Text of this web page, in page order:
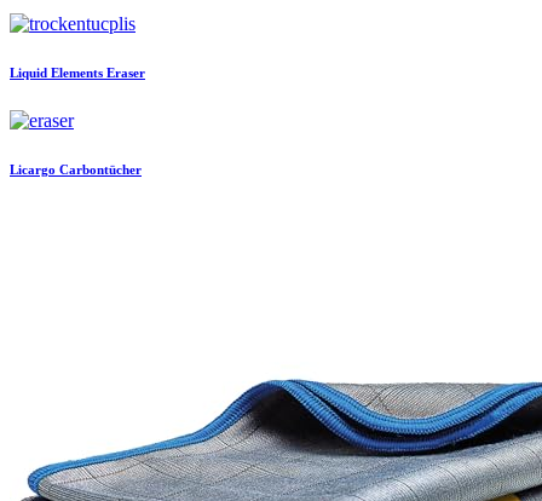
Liquid Elements Eraser
Licargo Carbontücher